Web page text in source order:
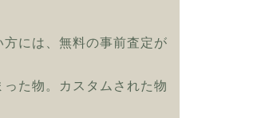
には、無料の事前査定が
た物。カスタムされた物